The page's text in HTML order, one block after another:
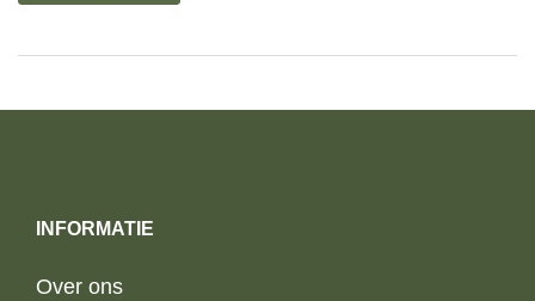
INFORMATIE
Over ons